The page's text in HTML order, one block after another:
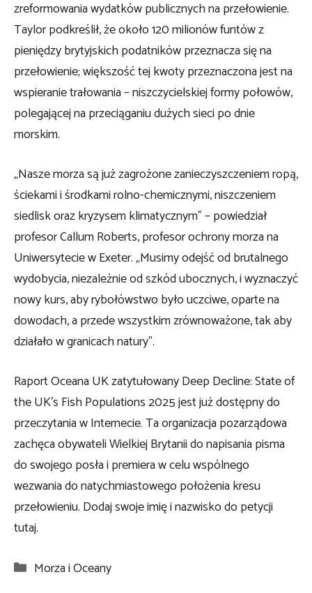
zreformowania wydatków publicznych na przełowienie.
Taylor podkreślił, że około 120 milionów funtów z
pieniędzy brytyjskich podatników przeznacza się na
przełowienie; większość tej kwoty przeznaczona jest na
wspieranie trałowania – niszczycielskiej formy połowów,
polegającej na przeciąganiu dużych sieci po dnie
morskim.
„Nasze morza są już zagrożone zanieczyszczeniem ropą,
ściekami i środkami rolno-chemicznymi, niszczeniem
siedlisk oraz kryzysem klimatycznym” – powiedział
profesor Callum Roberts, profesor ochrony morza na
Uniwersytecie w Exeter. „Musimy odejść od brutalnego
wydobycia, niezależnie od szkód ubocznych, i wyznaczyć
nowy kurs, aby rybołówstwo było uczciwe, oparte na
dowodach, a przede wszystkim zrównoważone, tak aby
działało w granicach natury”.
Raport Oceana UK zatytułowany Deep Decline: State of
the UK’s Fish Populations 2025 jest już dostępny do
przeczytania w Internecie. Ta organizacja pozarządowa
zachęca obywateli Wielkiej Brytanii do napisania pisma
do swojego posła i premiera w celu wspólnego
wezwania do natychmiastowego położenia kresu
przełowieniu. Dodaj swoje imię i nazwisko do petycji
tutaj.
Kategorie
Morza i Oceany